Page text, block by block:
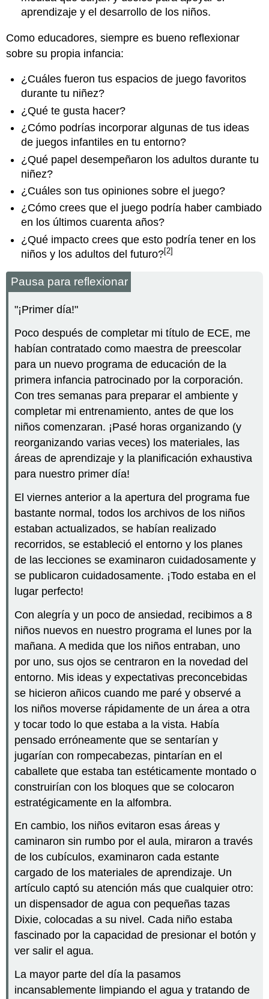
aprendizaje y el desarrollo de los niños.
Como educadores, siempre es bueno reflexionar
sobre su propia infancia:
¿Cuáles fueron tus espacios de juego favoritos
durante tu niñez?
¿Qué te gusta hacer?
¿Cómo podrías incorporar algunas de tus ideas
de juegos infantiles en tu entorno?
¿Qué papel desempeñaron los adultos durante tu
niñez?
¿Cuáles son tus opiniones sobre el juego?
¿Cómo crees que el juego podría haber cambiado
en los últimos cuarenta años?
¿Qué impacto crees que esto podría tener en los
niños y los adultos del futuro?[2]
Pausa para reflexionar
"¡Primer día!"
Poco después de completar mi título de ECE, me
habían contratado como maestra de preescolar
para un nuevo programa de educación de la
primera infancia patrocinado por la corporación.
Con tres semanas para preparar el ambiente y
completar mi entrenamiento, antes de que los
niños comenzaran. ¡Pasé horas organizando (y
reorganizando varias veces) los materiales, las
áreas de aprendizaje y la planificación exhaustiva
para nuestro primer día!
El viernes anterior a la apertura del programa fue
bastante normal, todos los archivos de los niños
estaban actualizados, se habían realizado
recorridos, se estableció el entorno y los planes
de las lecciones se examinaron cuidadosamente y
se publicaron cuidadosamente. ¡Todo estaba en el
lugar perfecto!
Con alegría y un poco de ansiedad, recibimos a 8
niños nuevos en nuestro programa el lunes por la
mañana. A medida que los niños entraban, uno
por uno, sus ojos se centraron en la novedad del
entorno. Mis ideas y expectativas preconcebidas
se hicieron añicos cuando me paré y observé a
los niños moverse rápidamente de un área a otra
y tocar todo lo que estaba a la vista. Había
pensado erróneamente que se sentarían y
jugarían con rompecabezas, pintarían en el
caballete que estaba tan estéticamente montado o
construirían con los bloques que se colocaron
estratégicamente en la alfombra.
En cambio, los niños evitaron esas áreas y
caminaron sin rumbo por el aula, miraron a través
de los cubículos, examinaron cada estante
cargado de los materiales de aprendizaje. Un
artículo captó su atención más que cualquier otro:
un dispensador de agua con pequeñas tazas
Dixie, colocadas a su nivel. Cada niño estaba
fascinado por la capacidad de presionar el botón y
ver salir el agua.
La mayor parte del día la pasamos
incansablemente limpiando el agua y tratando de